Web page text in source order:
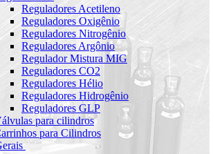
Reguladores Acetileno
Reguladores Oxigênio
Reguladores Nitrogênio
Reguladores Argônio
Regulador Mistura MIG
Reguladores CO2
Reguladores Hélio
Reguladores Hidrogênio
Reguladores GLP
para cilindros
para Cilindros